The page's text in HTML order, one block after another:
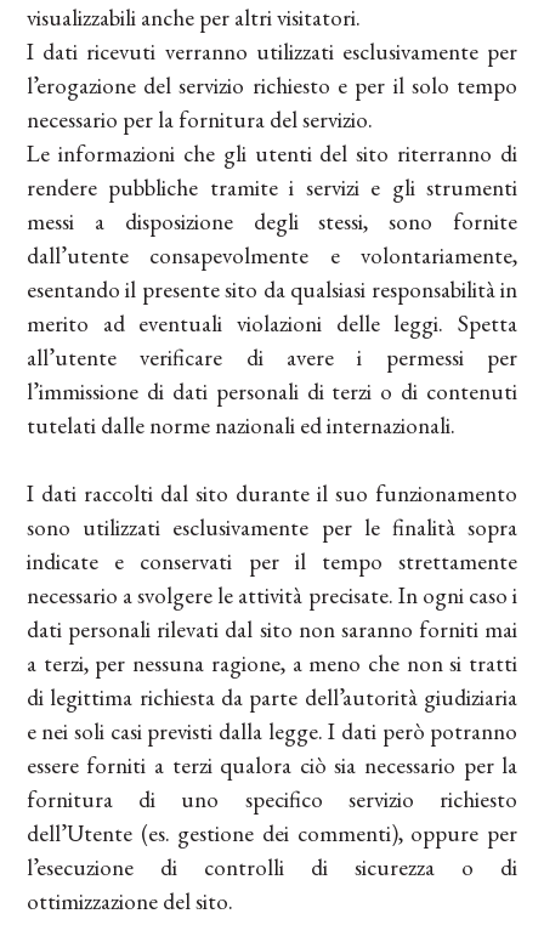
visualizzabili anche per altri visitatori.
I dati ricevuti verranno utilizzati esclusivamente per
l’erogazione del servizio richiesto e per il solo tempo
necessario per la fornitura del servizio.
Le informazioni che gli utenti del sito riterranno di
rendere pubbliche tramite i servizi e gli strumenti
messi a disposizione degli stessi, sono fornite
dall’utente consapevolmente e volontariamente,
esentando il presente sito da qualsiasi responsabilità in
merito ad eventuali violazioni delle leggi. Spetta
all’utente verificare di avere i permessi per
l’immissione di dati personali di terzi o di contenuti
tutelati dalle norme nazionali ed internazionali.
I dati raccolti dal sito durante il suo funzionamento
sono utilizzati esclusivamente per le finalità sopra
indicate e conservati per il tempo strettamente
necessario a svolgere le attività precisate. In ogni caso i
dati personali rilevati dal sito non saranno forniti mai
a terzi, per nessuna ragione, a meno che non si tratti
di legittima richiesta da parte dell’autorità giudiziaria
e nei soli casi previsti dalla legge. I dati però potranno
essere forniti a terzi qualora ciò sia necessario per la
fornitura di uno specifico servizio richiesto
dell’Utente (es. gestione dei commenti), oppure per
l’esecuzione di controlli di sicurezza o di
ottimizzazione del sito.